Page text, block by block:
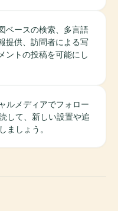
ベースの検索、多言語
提供、訪問者による写
ントの投稿を可能にし
ルメディアでフォロー
して、新しい設置や追
ましょう。